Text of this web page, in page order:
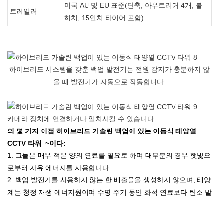
트레일러
미국 AU 및 EU 표준(단축, 아우트리거 4개, 볼
히치, 15인치 타이어 포함)
하이브리드 시스템을 갖춘 백업 발전기는 전원 감지가 충분하지 않
을 때 발전기가 자동으로 작동합니다.
카메라 장치에 연결하거나 일치시킬 수 있습니다.
의 몇 가지 이점 하이브리드 가솔린 백업이 있는 이동식 태양열
CCTV 타워
~이다:
1. 그들은 매우 적은 양의 연료를 필요로 하며 대부분의 경우 햇빛으
로부터 자유 에너지를 사용합니다.
2. 백업 발전기를 사용하지 않는 한 배출물을 생성하지 않으며, 태양
계는 청정 재생 에너지원이며 수명 주기 동안 화석 연료보다 탄소 발